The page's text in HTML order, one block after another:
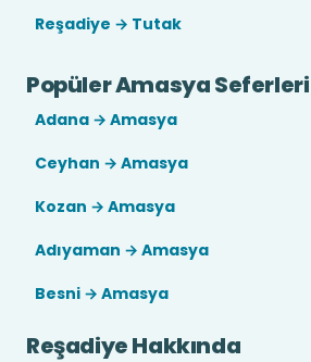
Reşadiye → Tutak
Popüler Amasya Seferleri
Adana → Amasya
Ceyhan → Amasya
Kozan → Amasya
Adıyaman → Amasya
Besni → Amasya
Reşadiye Hakkında